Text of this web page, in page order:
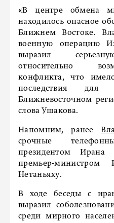
«В центре обмена
находилось опасное
Ближнем Востоке.
военную операцию
выразил
относительно
конфликта, что
последствия
Ближневосточном
слова Ушакова.
Напомним, ранее
срочные
президентом
премьер-министром
Нетаньяху.
В ходе беседы с
выразил
среди мирного